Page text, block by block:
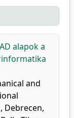
alapok a
and
Debrecen,